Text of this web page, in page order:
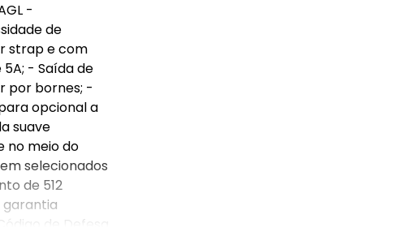
-
de
strap e com
- Saída de
por bornes; -
opcional a
suave
no meio do
selecionados
de 512
garantia
de Defesa